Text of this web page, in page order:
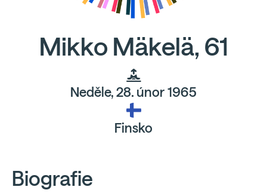
Mikko Mäkelä, 61
Neděle, 28. únor 1965
Finsko
Biografie